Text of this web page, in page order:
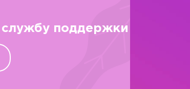
поддержки